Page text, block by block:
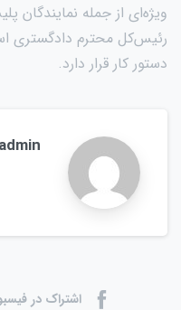
ویژه‌ای از جمله نمایندگان
رئیس‌کل محترم دادگستری
دستور کار قرار دارد.
admin
اشتراک در